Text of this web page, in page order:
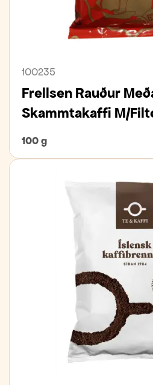
100235
Frellsen Rauður
Skammtakaffi M/
100 g